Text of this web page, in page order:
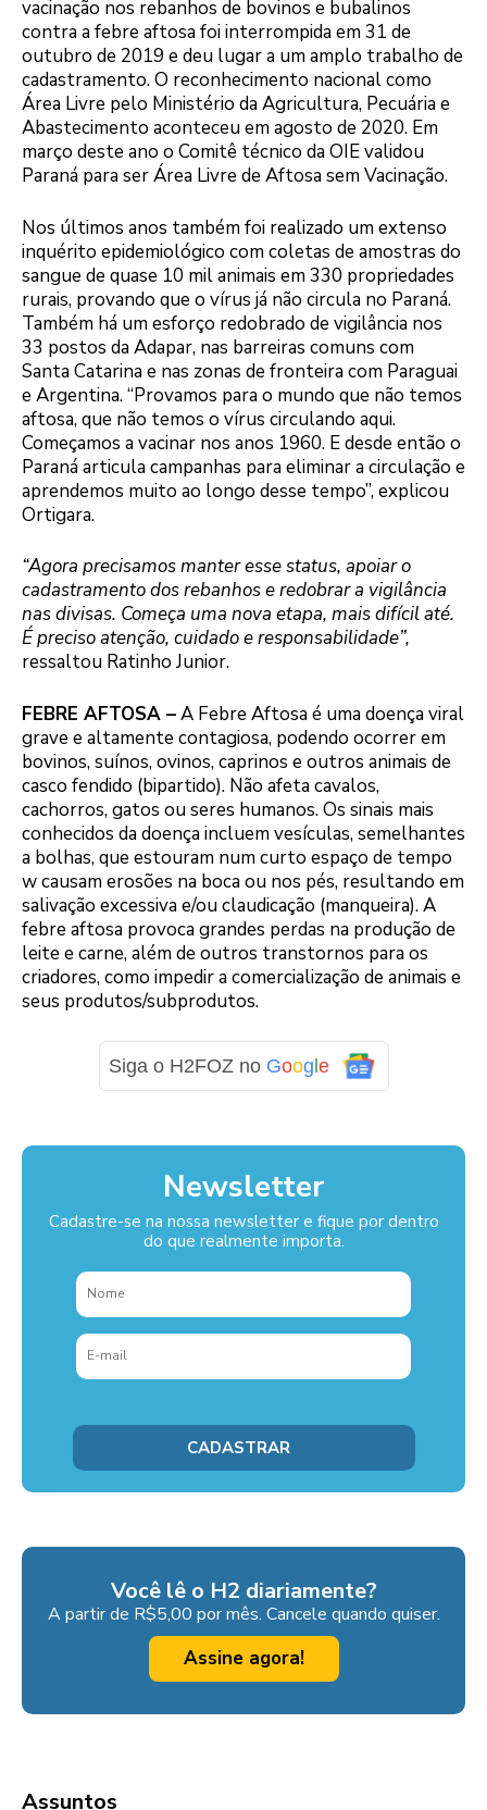
vacinação nos rebanhos de bovinos e bubalinos
contra a febre aftosa foi interrompida em 31 de
outubro de 2019 e deu lugar a um amplo trabalho de
cadastramento. O reconhecimento nacional como
Área Livre pelo Ministério da Agricultura, Pecuária e
Abastecimento aconteceu em agosto de 2020. Em
março deste ano o Comitê técnico da OIE validou
Paraná para ser Área Livre de Aftosa sem Vacinação.
Nos últimos anos também foi realizado um extenso
inquérito epidemiológico com coletas de amostras do
sangue de quase 10 mil animais em 330 propriedades
rurais, provando que o vírus já não circula no Paraná.
Também há um esforço redobrado de vigilância nos
33 postos da Adapar, nas barreiras comuns com
Santa Catarina e nas zonas de fronteira com Paraguai
e Argentina. “Provamos para o mundo que não temos
aftosa, que não temos o vírus circulando aqui.
Começamos a vacinar nos anos 1960. E desde então o
Paraná articula campanhas para eliminar a circulação e
aprendemos muito ao longo desse tempo”, explicou
Ortigara.
“Agora precisamos manter esse status, apoiar o
cadastramento dos rebanhos e redobrar a vigilância
nas divisas. Começa uma nova etapa, mais difícil até.
É preciso atenção, cuidado e responsabilidade”,
ressaltou Ratinho Junior.
FEBRE AFTOSA –A Febre Aftosa é uma doença viral
grave e altamente contagiosa, podendo ocorrer em
bovinos, suínos, ovinos, caprinos e outros animais de
casco fendido (bipartido). Não afeta cavalos,
cachorros, gatos ou seres humanos. Os sinais mais
conhecidos da doença incluem vesículas, semelhantes
a bolhas, que estouram num curto espaço de tempo
w causam erosões na boca ou nos pés, resultando em
salivação excessiva e/ou claudicação (manqueira). A
febre aftosa provoca grandes perdas na produção de
leite e carne, além de outros transtornos para os
criadores, como impedir a comercialização de animais e
seus produtos/subprodutos.
Siga o H2FOZ no Goog e
Newsletter
Cadastre-se na nossa newsletter e fique por dentro
do que realmente importa.
Você lê o H2 diariamente?
A partir de R$5,00 por mês. Cancele quando quiser.
Assine agora!
Assuntos